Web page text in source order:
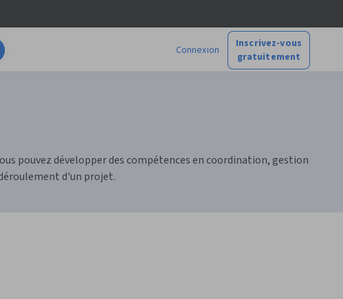
Connexion
Inscrivez-vous
gratuitement
pouvez développer des compétences en coordination, gestion
d'un projet.